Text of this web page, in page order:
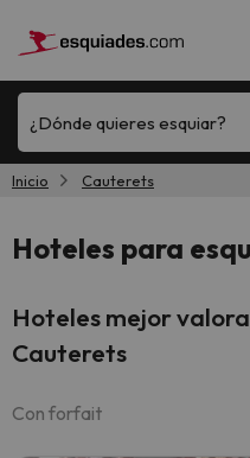
¿Dónde quieres esquiar?
Inicio Cauterets
Hoteles para
Hoteles mejor
Cauterets
Con forfait